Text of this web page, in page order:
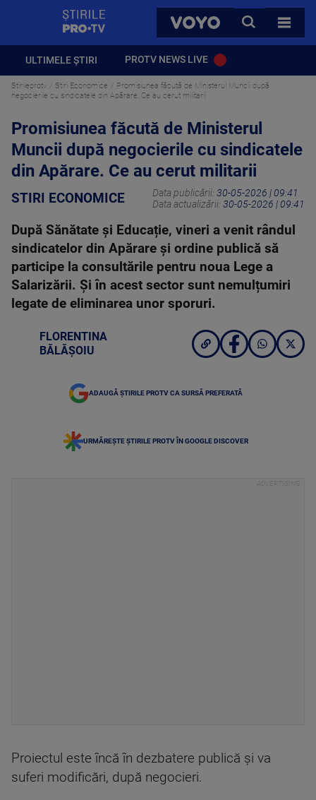
VOYO
CAUTA
TOATE
ULTIMELE ȘTIRI PROTV NEWS LIVE
Stirileprotv Stiri Economice
Promisiunea făcută de Ministerul Muncii după
negocierile cu sindicatele din Apărare. Ce au cerut militarii
Promisiunea făcută de Ministerul
Muncii după negocierile cu sindicatele
din Apărare. Ce au cerut militarii
STIRI ECONOMICE Data publicării: 30-05-2026 | 09:41
Data actualizării: 30-05-2026 | 09:41
După Sănătate și Educație, vineri a venit rândul
sindicatelor din Apărare și ordine publică să
participe la consultările pentru noua Lege a
Salarizării. Și în acest sector sunt nemulțumiri
legate de eliminarea unor sporuri.
FLORENTINA
BĂLĂȘOIU
ADAUGĂ ȘTIRILE PROTV CA SURSĂ PREFERATĂ
URMĂREȘTE ȘTIRILE PROTV ÎN GOOGLE DISCOVER
Proiectul este încă în dezbatere publică și va
suferi modificări, după negocieri.